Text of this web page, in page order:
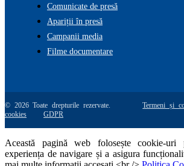
Comunicate de presă
Apariții în presă
Campanii media
Filme documentare
© 2026 Toate drepturile rezervate.Termeni și
cookies
GDPR
Această pagină web folosește cookie-uri
experiența de navigare și a asigura